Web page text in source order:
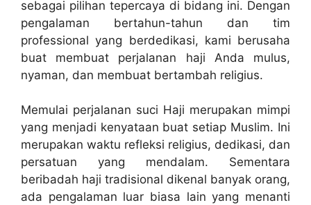
sebagai pilihan tepercaya di bidang ini. Dengan
pengalaman bertahun-tahun dan tim
professional yang berdedikasi, kami berusaha
buat membuat perjalanan haji Anda mulus,
nyaman, dan membuat bertambah religius.
Memulai perjalanan suci Haji merupakan mimpi
yang menjadi kenyataan buat setiap Muslim. Ini
merupakan waktu refleksi religius, dedikasi, dan
persatuan yang mendalam. Sementara
beribadah haji tradisional dikenal banyak orang,
ada pengalaman luar biasa lain yang menanti